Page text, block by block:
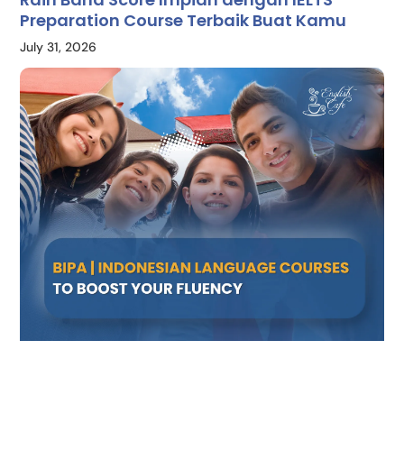
Preparation Course Terbaik Buat Kamu
July 31, 2026